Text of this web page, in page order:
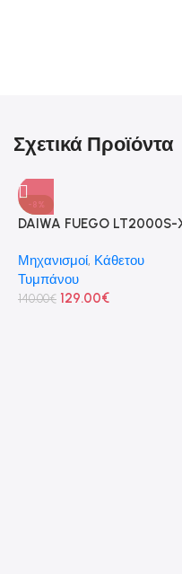
Σχετικά Προϊόντα
-8%
DAIWA FUEGO LT2000S-
Μηχανισμοί, Κάθετου
Τυμπάνου
140.00€ 129.00€